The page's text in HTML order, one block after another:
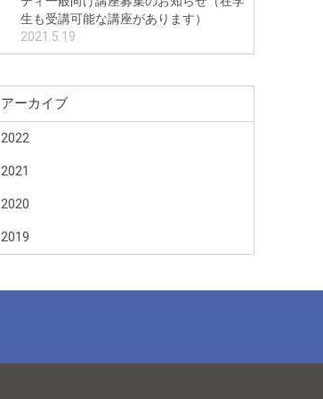
生も受講可能な講座があります）
2021.5.19
アーカイブ
2022
2021
2020
2019